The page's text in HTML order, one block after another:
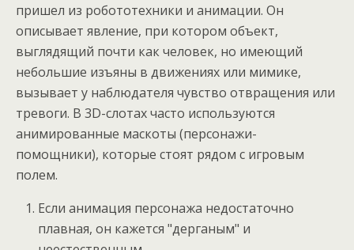
пришел из робототехники и анимации. Он
описывает явление, при котором объект,
выглядящий почти как человек, но имеющий
небольшие изъяны в движениях или мимике,
вызывает у наблюдателя чувство отвращения или
тревоги. В 3D-слотах часто используются
анимированные маскоты (персонажи-
помощники), которые стоят рядом с игровым
полем.
Если анимация персонажа недостаточно
плавная, он кажется "дерганым" и